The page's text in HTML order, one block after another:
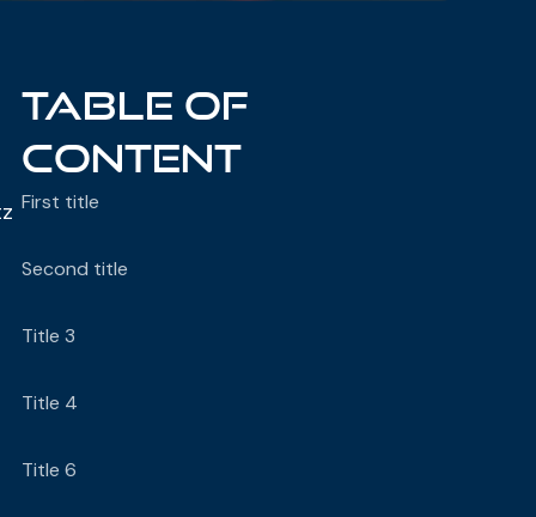
Table of
content
First title
Second title
Title 3
Title 4
Title 6